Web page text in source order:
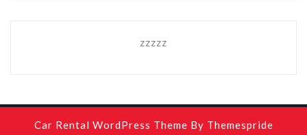
zzzzz
Car Rental WordPress Theme By Themespride